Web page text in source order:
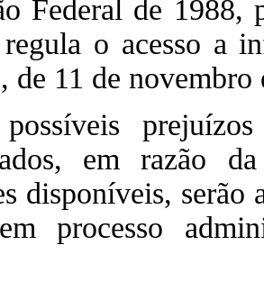
Federal de 1988,
o acesso a
de 11 de
em razão
disponíveis, serão
processo